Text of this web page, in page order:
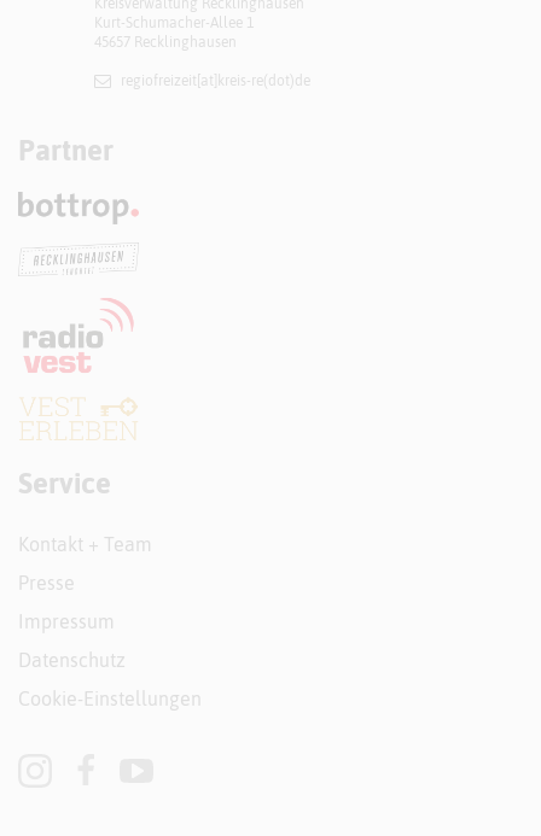
Kurt-Schumacher-Allee 1
45657 Recklinghausen
regiofreizeit[at]​kreis-re(dot)de
Partner
Service
Kontakt + Team
Presse
Impressum
Datenschutz
Cookie-Einstellungen